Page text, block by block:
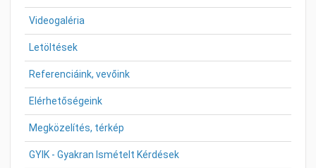
Videogaléria
Letöltések
Referenciáink, vevőink
Elérhetőségeink
Megközelítés, térkép
GYIK - Gyakran Ismételt Kérdések